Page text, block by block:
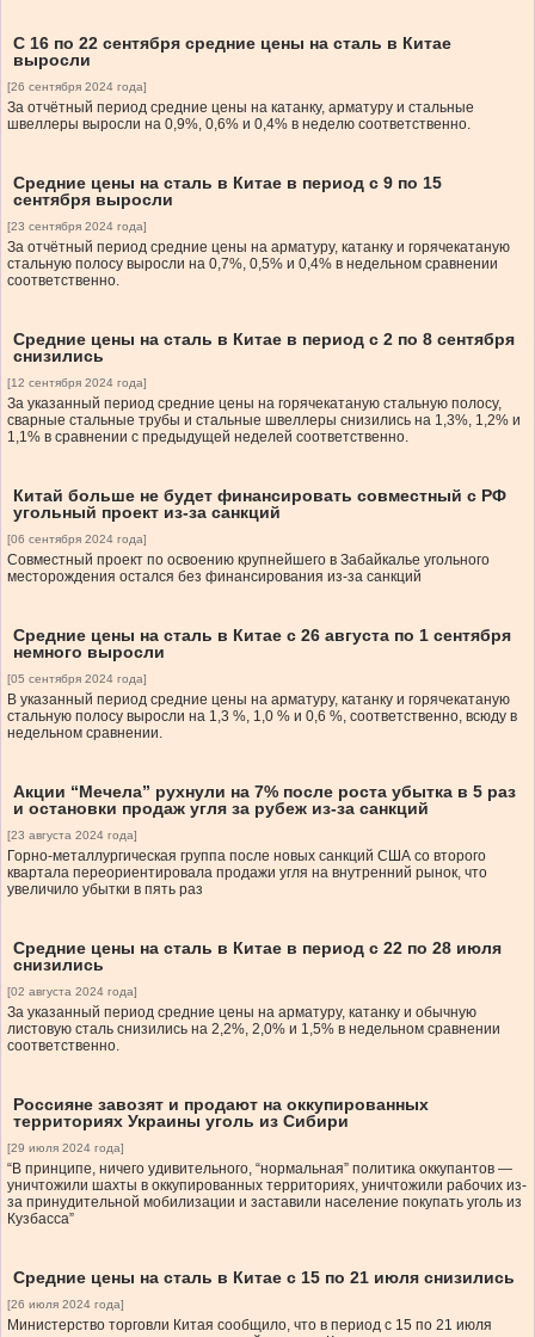
С 16 по 22 сентября средние цены на сталь в Китае
выросли
[26 сентября 2024 года]
За отчётный период средние цены на катанку, арматуру и стальные
швеллеры выросли на 0,9%, 0,6% и 0,4% в неделю соответственно.
Средние цены на сталь в Китае в период с 9 по 15
сентября выросли
[23 сентября 2024 года]
За отчётный период средние цены на арматуру, катанку и горячекатаную
стальную полосу выросли на 0,7%, 0,5% и 0,4% в недельном сравнении
соответственно.
Средние цены на сталь в Китае в период с 2 по 8 сентября
снизились
[12 сентября 2024 года]
За указанный период средние цены на горячекатаную стальную полосу,
сварные стальные трубы и стальные швеллеры снизились на 1,3%, 1,2% и
1,1% в сравнении с предыдущей неделей соответственно.
Китай больше не будет финансировать совместный с РФ
угольный проект из-за санкций
[06 сентября 2024 года]
Совместный проект по освоению крупнейшего в Забайкалье угольного
месторождения остался без финансирования из-за санкций
Средние цены на сталь в Китае с 26 августа по 1 сентября
немного выросли
[05 сентября 2024 года]
В указанный период средние цены на арматуру, катанку и горячекатаную
стальную полосу выросли на 1,3 %, 1,0 % и 0,6 %, соответственно, всюду в
недельном сравнении.
Акции “Мечела” рухнули на 7% после роста убытка в 5 раз
и остановки продаж угля за рубеж из-за санкций
[23 августа 2024 года]
Горно-металлургическая группа после новых санкций США со второго
квартала переориентировала продажи угля на внутренний рынок, что
увеличило убытки в пять раз
Средние цены на сталь в Китае в период с 22 по 28 июля
снизились
[02 августа 2024 года]
За указанный период средние цены на арматуру, катанку и обычную
листовую сталь снизились на 2,2%, 2,0% и 1,5% в недельном сравнении
соответственно.
Россияне завозят и продают на оккупированных
территориях Украины уголь из Сибири
[29 июля 2024 года]
“В принципе, ничего удивительного, “нормальная” политика оккупантов —
уничтожили шахты в оккупированных территориях, уничтожили рабочих из-
за принудительной мобилизации и заставили население покупать уголь из
Кузбасса”
Средние цены на сталь в Китае с 15 по 21 июля снизились
[26 июля 2024 года]
Министерство торговли Китая сообщило, что в период с 15 по 21 июля